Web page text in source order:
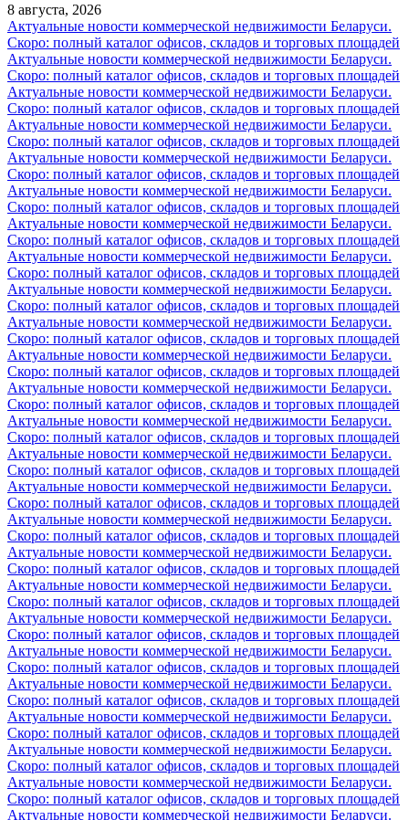
8 августа, 2026
Актуальные новости коммерческой недвижимости Беларуси.
Скоро: полный каталог офисов, складов и торговых площадей
Актуальные новости коммерческой недвижимости Беларуси.
Скоро: полный каталог офисов, складов и торговых площадей
Актуальные новости коммерческой недвижимости Беларуси.
Скоро: полный каталог офисов, складов и торговых площадей
Актуальные новости коммерческой недвижимости Беларуси.
Скоро: полный каталог офисов, складов и торговых площадей
Актуальные новости коммерческой недвижимости Беларуси.
Скоро: полный каталог офисов, складов и торговых площадей
Актуальные новости коммерческой недвижимости Беларуси.
Скоро: полный каталог офисов, складов и торговых площадей
Актуальные новости коммерческой недвижимости Беларуси.
Скоро: полный каталог офисов, складов и торговых площадей
Актуальные новости коммерческой недвижимости Беларуси.
Скоро: полный каталог офисов, складов и торговых площадей
Актуальные новости коммерческой недвижимости Беларуси.
Скоро: полный каталог офисов, складов и торговых площадей
Актуальные новости коммерческой недвижимости Беларуси.
Скоро: полный каталог офисов, складов и торговых площадей
Актуальные новости коммерческой недвижимости Беларуси.
Скоро: полный каталог офисов, складов и торговых площадей
Актуальные новости коммерческой недвижимости Беларуси.
Скоро: полный каталог офисов, складов и торговых площадей
Актуальные новости коммерческой недвижимости Беларуси.
Скоро: полный каталог офисов, складов и торговых площадей
Актуальные новости коммерческой недвижимости Беларуси.
Скоро: полный каталог офисов, складов и торговых площадей
Актуальные новости коммерческой недвижимости Беларуси.
Скоро: полный каталог офисов, складов и торговых площадей
Актуальные новости коммерческой недвижимости Беларуси.
Скоро: полный каталог офисов, складов и торговых площадей
Актуальные новости коммерческой недвижимости Беларуси.
Скоро: полный каталог офисов, складов и торговых площадей
Актуальные новости коммерческой недвижимости Беларуси.
Скоро: полный каталог офисов, складов и торговых площадей
Актуальные новости коммерческой недвижимости Беларуси.
Скоро: полный каталог офисов, складов и торговых площадей
Актуальные новости коммерческой недвижимости Беларуси.
Скоро: полный каталог офисов, складов и торговых площадей
Актуальные новости коммерческой недвижимости Беларуси.
Скоро: полный каталог офисов, складов и торговых площадей
Актуальные новости коммерческой недвижимости Беларуси.
Скоро: полный каталог офисов, складов и торговых площадей
Актуальные новости коммерческой недвижимости Беларуси.
Скоро: полный каталог офисов, складов и торговых площадей
Актуальные новости коммерческой недвижимости Беларуси.
Скоро: полный каталог офисов, складов и торговых площадей
Актуальные новости коммерческой недвижимости Беларуси.